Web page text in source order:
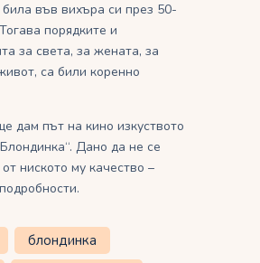
във вихъра си през 50-
порядките и
за света, за жената, за
са били коренно
дам път на кино изкуството
Дано да не се
ниското му качество –
блондинка